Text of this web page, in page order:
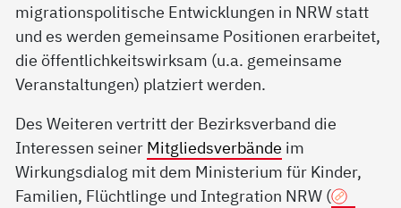
migrationspolitische Entwicklungen in NRW statt
und es werden gemeinsame Positionen erarbeitet,
die öffentlichkeitswirksam (u.a. gemeinsame
Veranstaltungen) platziert werden.
Des Weiteren vertritt der Bezirksverband die
Interessen seiner Mitgliedsverbände im
Wirkungsdialog mit dem Ministerium für Kinder,
Familien, Flüchtlinge und Integration NRW (